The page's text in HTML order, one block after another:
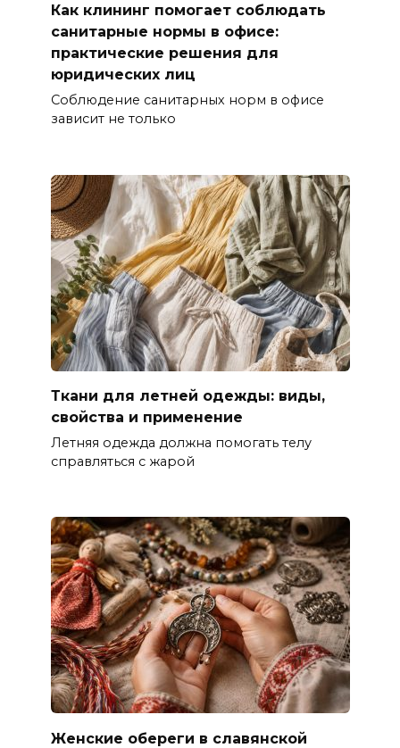
Как клининг помогает соблюдать
санитарные нормы в офисе:
практические решения для
юридических лиц
Соблюдение санитарных норм в офисе
зависит не только
Ткани для летней одежды: виды,
свойства и применение
Летняя одежда должна помогать телу
справляться с жарой
Женские обереги в славянской